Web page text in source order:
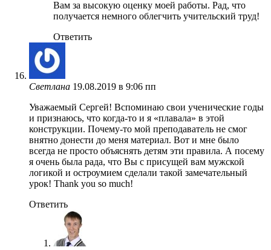
Вам за высокую оценку моей работы. Рад, что
получается немного облегчить учительский труд!
Ответить
Светлана 19.08.2019 в 9:06 пп
Уважаемый Сергей! Вспоминаю свои ученические годы
и признаюсь, что когда-то и я «плавала» в этой
конструкции. Почему-то мой преподаватель не смог
внятно донести до меня материал. Вот и мне было
всегда не просто объяснять детям эти правила. А посему
я очень была рада, что Вы с присущей вам мужской
логикой и остроумием сделали такой замечательный
урок! Thank you so much!
Ответить